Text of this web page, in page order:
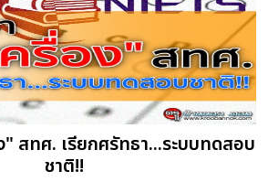
" สทศ. เรียกศรัทธา...ระบบทดสอบ
ชาติ!!